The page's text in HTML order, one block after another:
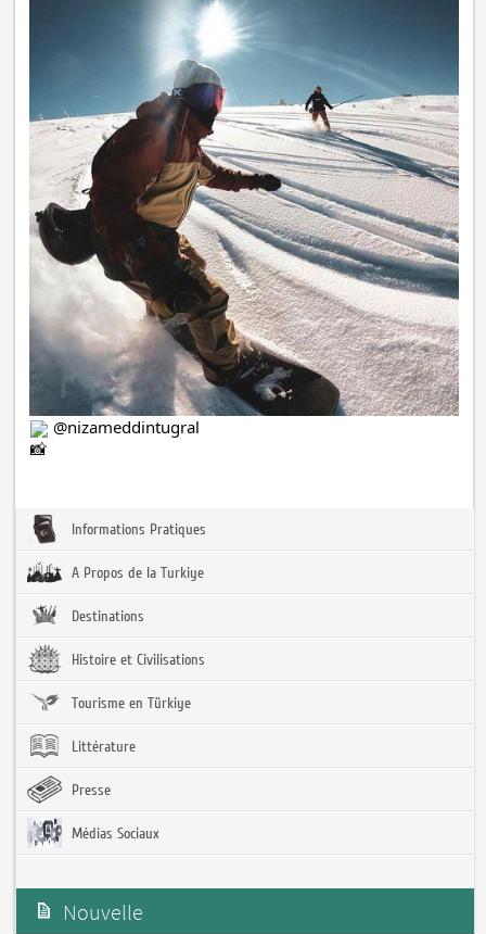
@nizameddintugral
Informations Pratiques
A Propos de la Turkiye
Destinations
Histoire et Civilisations
Tourisme en Türkiye
Littérature
Presse
Médias Sociaux
Nouvelle